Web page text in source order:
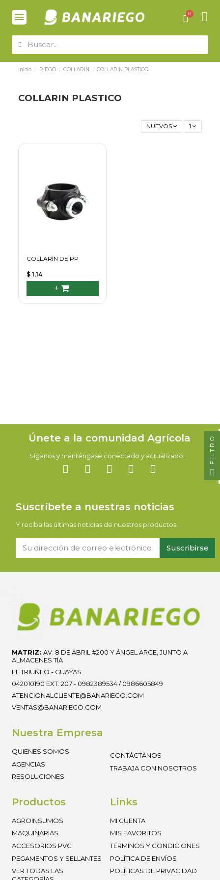
Inicio RIEGO COLLARIN COLLARIN PLASTICO
COLLARIN PLASTICO
NUEVOS 1
COLLARÍN DE PP
$ 1,14
+
Únete a la comunidad Agrícola
Síganos y manténgase conectado y actualizado:
Suscríbete a nuestras noticias
Y reciba las últimas noticias de nuestros productos.
Suscribirse
MATRIZ: AV. 8 DE ABRIL #200 Y ÁNGEL ARCE, JUNTO A
ALMACENES TÍA
EL TRIUNFO - GUAYAS
042010190 EXT. 207 - 0982389534 / 0986605849
ATENCIONALCLIENTE@BANARIEGO.COM
VENTAS@BANARIEGO.COM
Nuestra Empresa
QUIENES SOMOS
AGENCIAS
RESOLUCIONES
CONTÁCTANOS
TRABAJA CON NOSOTROS
Productos
AGROINSUMOS
MAQUINARIAS
ACCESORIOS PVC
PEGAMENTOS Y SELLANTES
VER TODAS LAS
Links
MI CUENTA
MIS FAVORITOS
TÉRMINOS Y CONDICIONES
POLÍTICA DE ENVÍOS
POLÍTICAS DE PRIVACIDAD
FILTRO